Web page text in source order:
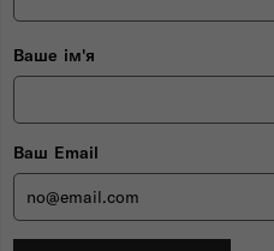
Ваше ім'я
Ваш Email